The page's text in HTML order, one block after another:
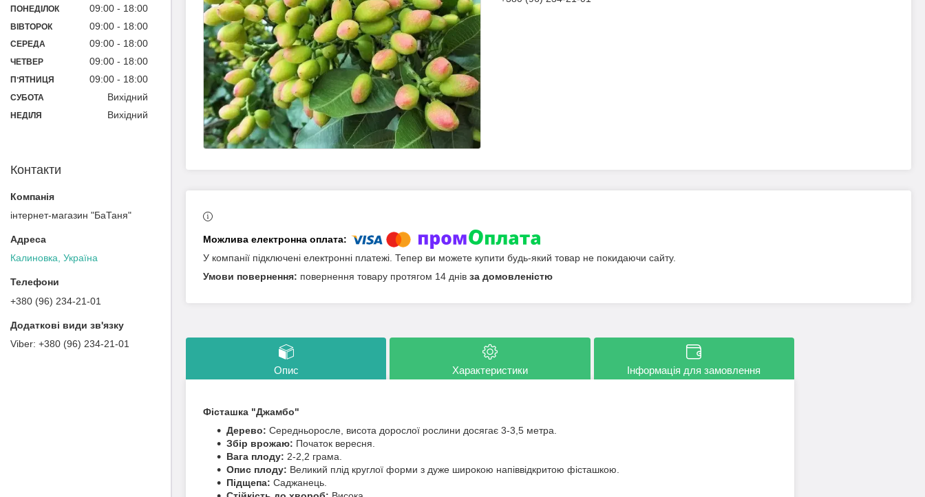
У компанії підключені електронні платежі. Тепер ви можете купити будь-який товар не покидаючи сайту.
повернення товару протягом 14 днів за домовленістю
Опис Характеристики Інформація для замовлення
Фісташка "Джамбо"
Дерево: Середньоросле, висота дорослої рослини досягає 3-3,5 метра.
Збір врожаю: Початок вересня.
Вага плоду: 2-2,2 грама.
Опис плоду: Великий плід круглої форми з дуже широкою напіввідкритою фісташкою.
Підщепа: Саджанець.
ПОНЕДІЛОК 09:00 18:00
ВІВТОРОК 09:00 18:00
СЕРЕДА 09:00 18:00
ЧЕТВЕР 09:00 18:00
ПʼЯТНИЦЯ 09:00 18:00
СУБОТА Вихідний
НЕДІЛЯ Вихідний
Контакти
інтернет-магазин "БаТаня"
Калиновка, Україна
+380 (96) 234-21-01
+380 (96) 234-21-01